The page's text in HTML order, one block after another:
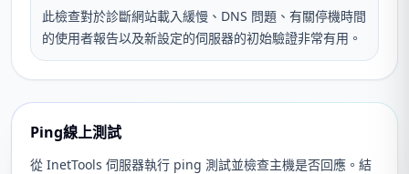
此檢查對於診斷網站載入緩慢、DNS 問題、有關停機時間
的使用者報告以及新設定的伺服器的初始驗證非常有用。
Ping線上測試
從 InetTools 伺服器執行 ping 測試並檢查主機是否回應。結